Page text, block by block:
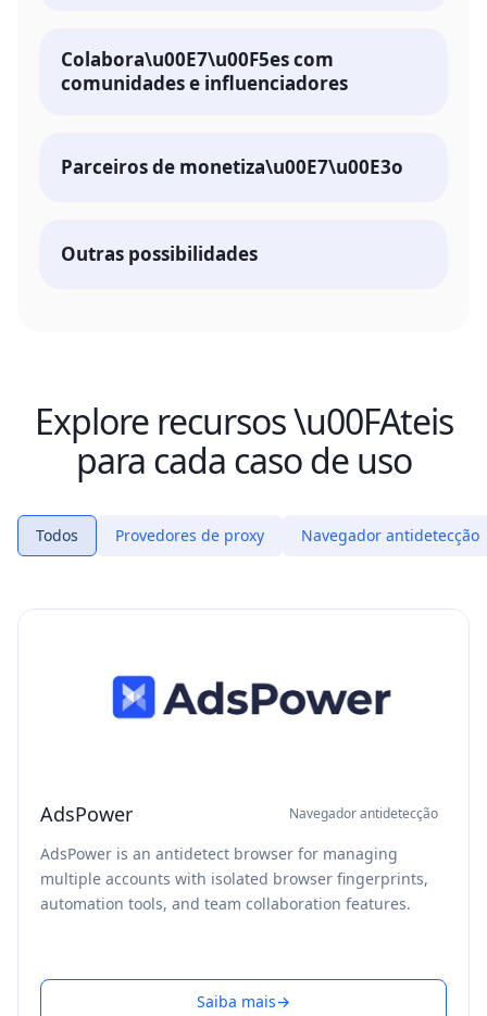
Colabora\u00E7\u00F5es com
comunidades e influenciadores
Parceiros de monetiza\u00E7\u00E3o
Outras possibilidades
Explore recursos \u00FAteis
para cada caso de uso
Todos Provedores de proxy Navegador antidetecção
AdsPower Navegador antidetecção
AdsPower is an antidetect browser for managing
multiple accounts with isolated browser fingerprints,
automation tools, and team collaboration features.
Saiba mais→